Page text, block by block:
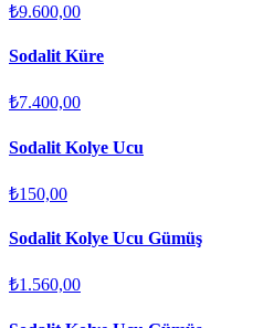
₺9.600,00
Sodalit Küre
₺7.400,00
Sodalit Kolye Ucu
₺150,00
Sodalit Kolye Ucu Gümüş
₺1.560,00